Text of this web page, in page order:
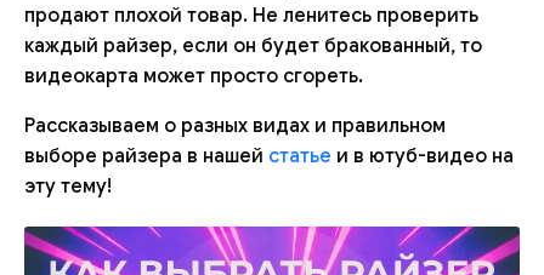
продают плохой товар. Не ленитесь проверить
каждый райзер, если он будет бракованный, то
видеокарта может просто сгореть.
Рассказываем о разных видах и правильном
выборе райзера в нашей статье и в ютуб-видео на
эту тему!